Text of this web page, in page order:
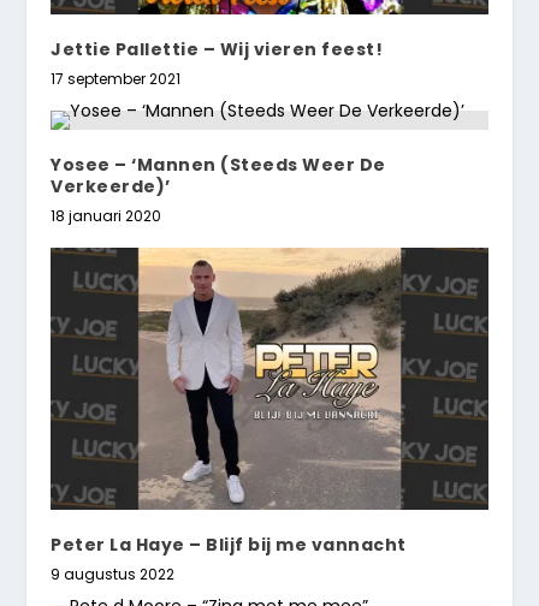
Jettie Pallettie – Wij vieren feest!
17 september 2021
Yosee – ‘Mannen (Steeds Weer De
Verkeerde)’
18 januari 2020
Peter La Haye – Blijf bij me vannacht
9 augustus 2022